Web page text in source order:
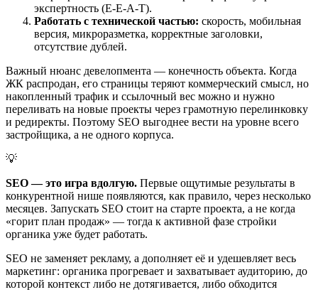
экспертность (E-E-A-T).
Работать с технической частью: скорость, мобильная
версия, микроразметка, корректные заголовки,
отсутствие дублей.
Важный нюанс девелопмента — конечность объекта. Когда
ЖК распродан, его страницы теряют коммерческий смысл, но
накопленный трафик и ссылочный вес можно и нужно
переливать на новые проекты через грамотную перелинковку
и редиректы. Поэтому SEO выгоднее вести на уровне всего
застройщика, а не одного корпуса.
💡
SEO — это игра вдолгую. Первые ощутимые результаты в
конкурентной нише появляются, как правило, через несколько
месяцев. Запускать SEO стоит на старте проекта, а не когда
«горит план продаж» — тогда к активной фазе стройки
органика уже будет работать.
SEO не заменяет рекламу, а дополняет её и удешевляет весь
маркетинг: органика прогревает и захватывает аудиторию, до
которой контекст либо не дотягивается, либо обходится